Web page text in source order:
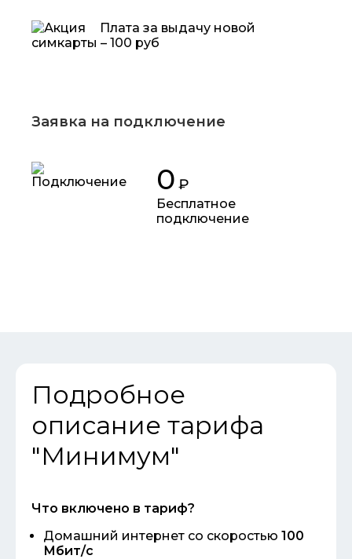
Плата за выдачу новой
симкарты – 100 руб
Заявка на подключение
0 ₽
Бесплатное
подключение
Подробное
описание тарифа
"Минимум"
Что включено в тариф?
Домашний интернет со скоростью 100
Мбит/с